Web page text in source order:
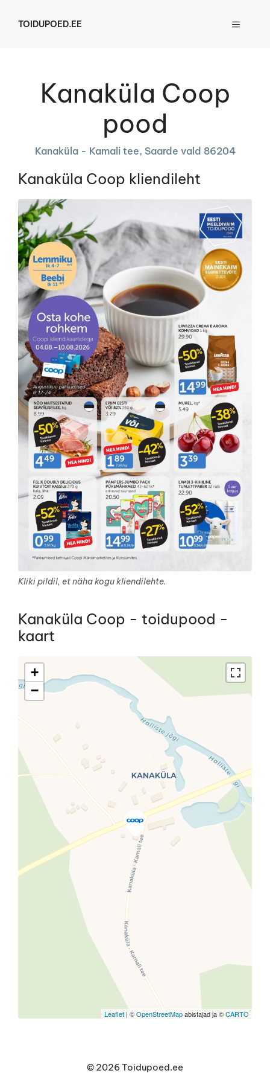
TOIDUPOED.EE MENU
Kanaküla Coop
pood
Kanaküla - Kamali tee, Saarde vald 86204
Kanaküla Coop kliendileht
Kliki pildil, et näha kogu kliendilehte.
Kanaküla Coop - toidupood -
kaart
Travelers' Map is loading...
If you see this after your page is
loaded completely, leafletJS files
are missing.
+
−
Leaflet | ©OpenStreetMapabistajad ja ©CARTO
© 2026 Toidupoed.ee